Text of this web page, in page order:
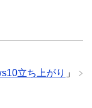
立ち上がり 」